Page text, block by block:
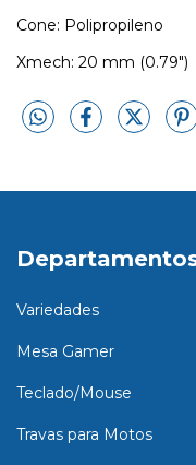
Cone: Polipropileno
Xmech: 20 mm (0.79")
Variedades
Mesa Gamer
Teclado/Mouse
Travas para Motos